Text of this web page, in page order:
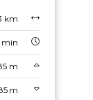
km
min
m
m